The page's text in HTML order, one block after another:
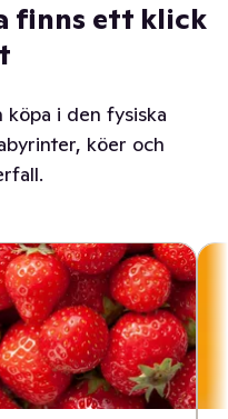
finns ett klick
i den fysiska
köer och